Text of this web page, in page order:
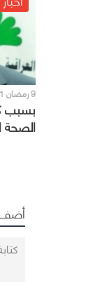
9 رمضان 1441 هـ - 2 مايو 2020 م
بسبب
الصحة